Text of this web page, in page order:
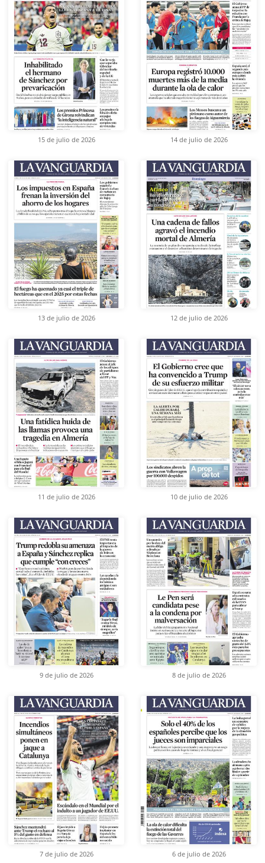
15 de julio de 2026 14 de julio de 2026
13 de julio de 2026 12 de julio de 2026
11 de julio de 2026 10 de julio de 2026
9 de julio de 2026 8 de julio de 2026
7 de julio de 2026 6 de julio de 2026